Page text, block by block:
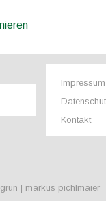
Impressum
Kontakt
| markus pichlmaier